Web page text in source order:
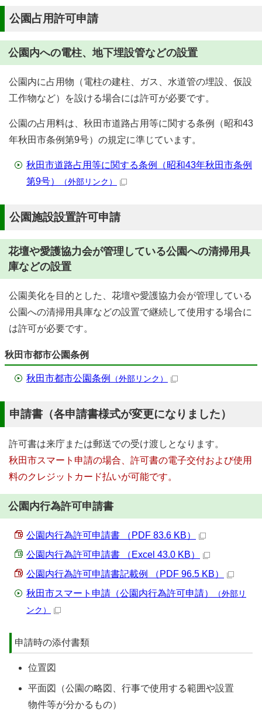
公園占用許可申請
公園内への電柱、地下埋設管などの設置
公園内に占用物（電柱の建柱、ガス、水道管の埋設、仮設
工作物など）を設ける場合には許可が必要です。
公園の占用料は、秋田市道路占用等に関する条例（昭和43
年秋田市条例第9号）の規定に準じています。
秋田市道路占用等に関する条例（昭和43年秋田市条例
第9号）
（外部リンク）
公園施設設置許可申請
花壇や愛護協力会が管理している公園への清掃用具
庫などの設置
公園美化を目的とした、花壇や愛護協力会が管理している
公園への清掃用具庫などの設置で継続して使用する場合に
は許可が必要です。
秋田市都市公園条例
秋田市都市公園条例 （外部リンク）
申請書（各申請書様式が変更になりました）
許可書は来庁または郵送での受け渡しとなります。
秋田市スマート申請の場合、許可書の電子交付および使用
料のクレジットカード払いが可能です。
公園内行為許可申請書
公園内行為許可申請書 （PDF 83.6 KB）
公園内行為許可申請書 （Excel 43.0 KB）
公園内行為許可申請書記載例 （PDF 96.5 KB）
秋田市スマート申請（公園内行為許可申請）
（外部リ
ンク）
申請時の添付書類
位置図
平面図（公園の略図、行事で使用する範囲や設置
物件等が分かるもの）